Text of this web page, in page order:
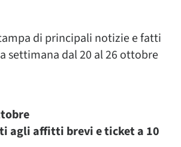
di principali notizie e fatti
settimana dal 20 al 26 ottobre
agli affitti brevi e ticket a 10